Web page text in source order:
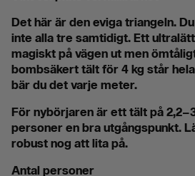
Det här är den eviga triangeln.
inte alla tre samtidigt. Ett
magiskt på vägen ut men
bombsäkert tält för 4 kg står
bär du det varje meter.
För nybörjaren är ett tält på
personer en bra utgångspunkt.
robust nog att lita på.
Antal personer